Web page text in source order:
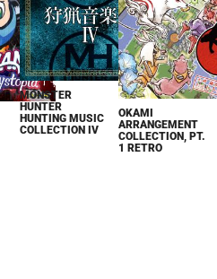
MONSTER
HUNTER
HUNTING MUSIC
COLLECTION IV
OKAMI
ARRANGEMENT
COLLECTION, PT.
1 RETRO